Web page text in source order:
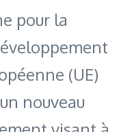
pour la
(UE)
nouveau